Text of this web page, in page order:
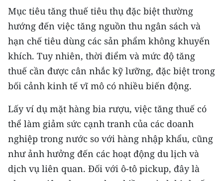
Mục tiêu tăng thuế tiêu thụ đặc biệt thường
hướng đến việc tăng nguồn thu ngân sách và
hạn chế tiêu dùng các sản phẩm không khuyến
khích. Tuy nhiên, thời điểm và mức độ tăng
thuế cần được cân nhắc kỹ lưỡng, đặc biệt trong
bối cảnh kinh tế vĩ mô có nhiều biến động.
Lấy ví dụ mặt hàng bia rượu, việc tăng thuế có
thể làm giảm sức cạnh tranh của các doanh
nghiệp trong nước so với hàng nhập khẩu, cũng
như ảnh hưởng đến các hoạt động du lịch và
dịch vụ liên quan. Đối với ô-tô pickup, đây là